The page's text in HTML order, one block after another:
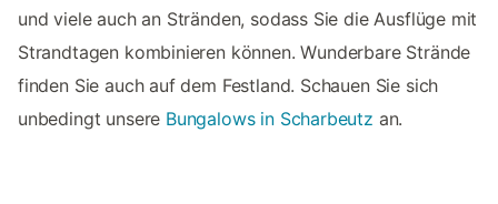
und viele auch an Stränden, sodass Sie die Ausflüge mit
Strandtagen kombinieren können. Wunderbare Strände
finden Sie auch auf dem Festland. Schauen Sie sich
unbedingt unsere Bungalows in Scharbeutz an.